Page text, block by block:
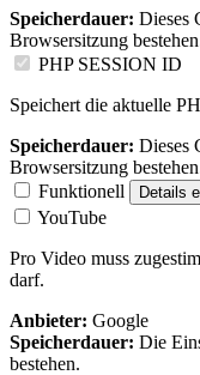
Speicherdauer: Dieses
Browsersitzung
PHP SESSION ID
Speichert die aktuelle
Speicherdauer: Dieses
Browsersitzung
Funktionell
Details
YouTube
Pro Video muss
darf.
Anbieter: Google
Speicherdauer: Die
bestehen.